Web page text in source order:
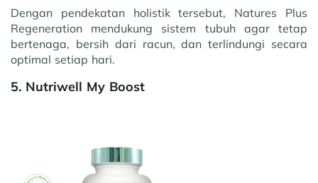
Dengan pendekatan holistik tersebut, Natures Plus
Regeneration mendukung sistem tubuh agar tetap
bertenaga, bersih dari racun, dan terlindungi secara
optimal setiap hari.
5. Nutriwell My Boost